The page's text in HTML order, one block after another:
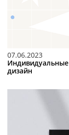
07.06.2023
Индивидуальные
дизайн